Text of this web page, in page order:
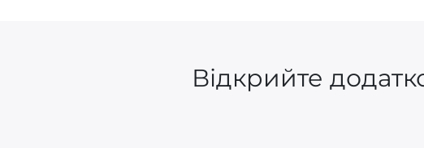
Відкрийте